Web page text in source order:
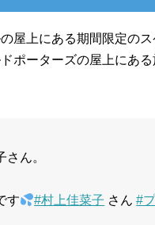
屋上にある期間限定のス
ーターズの屋上にある
ん。
す
#村上佳菜子 さん#